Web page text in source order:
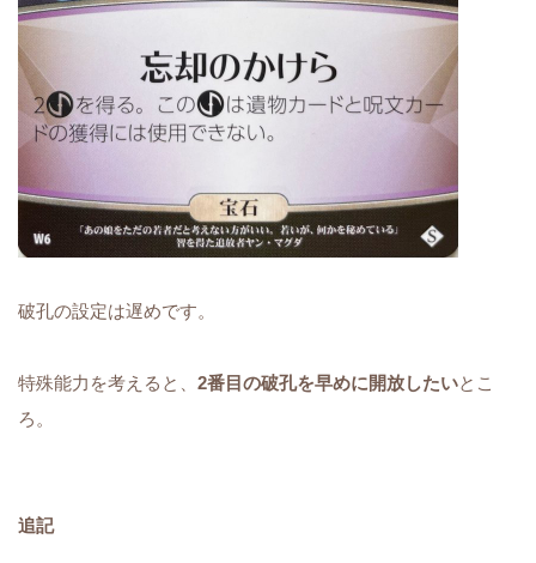
破孔の設定は遅めです。
特殊能力を考えると、 2番目の破孔を早めに開放したいとこ
ろ。
追記